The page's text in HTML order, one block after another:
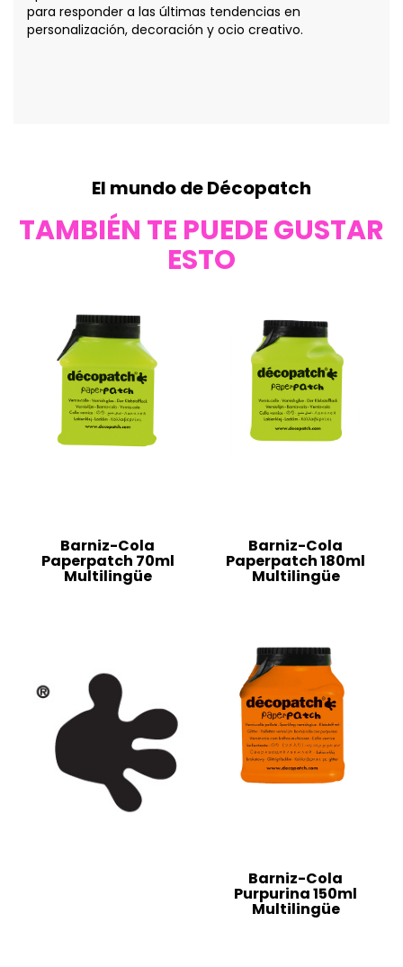
para responder a las últimas tendencias en
personalización, decoración y ocio creativo.
El mundo de Décopatch
TAMBIÉN TE PUEDE GUSTAR
ESTO
Barniz-Cola
Paperpatch 70ml
Multilingüe
Barniz-Cola
Paperpatch 180ml
Multilingüe
Barniz-Cola
Purpurina 150ml
Multilingüe